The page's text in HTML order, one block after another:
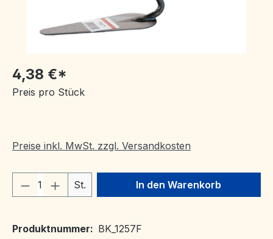
4,38 €*
Preis pro Stück
Preise inkl. MwSt. zzgl. Versandkosten
Produkt Anzahl: Gib den
St. In den Warenkorb
Produktnummer: BK_1257F